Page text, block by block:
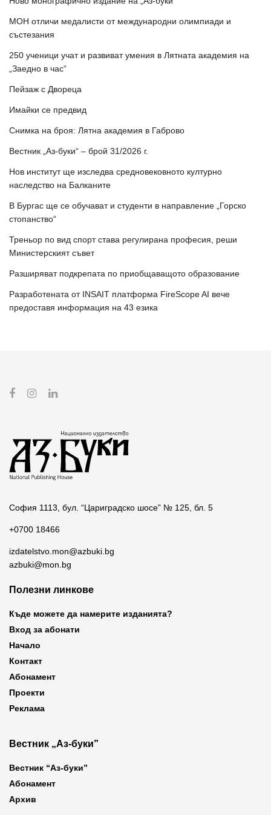
МОН отличи медалисти от международни олимпиади и
състезания
250 ученици учат и развиват умения в Лятната академия на
„Заедно в час“
Пейзаж с Двореца
Имайки се предвид
Снимка на броя: Лятна академия в Габрово
Вестник „Аз-буки“ – брой 31/2026 г.
Нов институт ще изследва средновековното културно
наследство на Балканите
В Бургас ще се обучават и студенти в направление „Горско
стопанство“
Треньор по вид спорт става регулирана професия, реши
Министерският съвет
Разширяват подкрепата по приобщаващото образование
Разработената от INSAIT платформа FireScope AI вече
предоставя информация на 43 езика
София 1113, бул. “Цариградско шосе” № 125, бл. 5
+0700 18466
izdatelstvo.mon@azbuki.bg
azbuki@mon.bg
Полезни линкове
Къде можете да намерите изданията?
Вход за абонати
Начало
Контакт
Абонамент
Проекти
Реклама
Вестник „Аз-буки”
Вестник “Аз-буки”
Абонамент
Архив